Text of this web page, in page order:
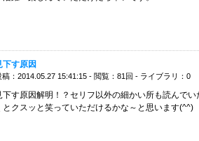
下す原因
稿：2014.05.27 15:41:15 - 閲覧：81回 - ライブラリ：0
下す原因解明！？セリフ以外の細かい所も読んでい
とクスッと笑っていただけるかな～と思います(^^)